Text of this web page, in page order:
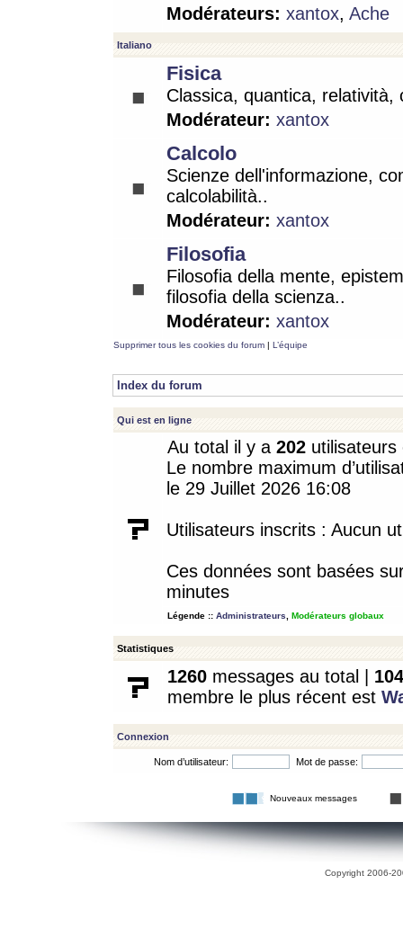
Modérateurs: xantox, Ache
Italiano
Fisica
Classica, quantica, relatività,
Modérateur: xantox
Calcolo
Scienze dell'informazione,
calcolabilità..
Modérateur: xantox
Filosofia
Filosofia della mente,
filosofia della scienza..
Modérateur: xantox
Supprimer tous les cookies du forum | L’équipe
Index du forum
Qui est en ligne
Au total il y a 202
Le nombre maximum
le 29 Juillet 2026 16:08
Utilisateurs inscrits : Aucun
Ces données sont basées
minutes
Légende :: Administrateurs Modérateurs globaux
Statistiques
1260 messages au total | 104
membre le plus récent est
Connexion
Nom d’utilisateur: Mot de passe:
Nouveaux messages
Copyright 2006-